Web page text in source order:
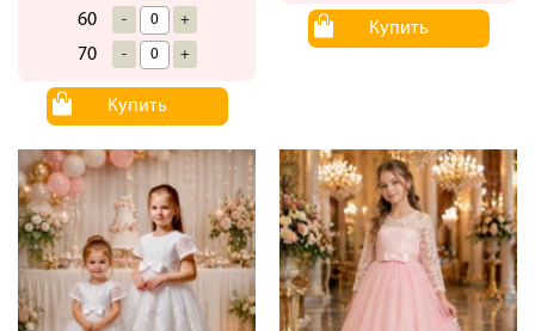
60 - +
70 - +
Купить
Купить